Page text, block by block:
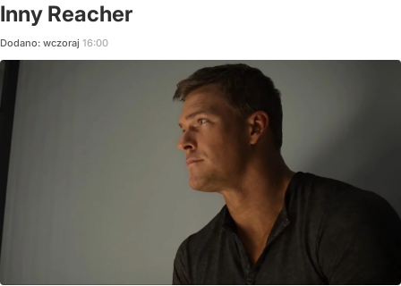
Inny Reacher
Dodano: wczoraj 16:00